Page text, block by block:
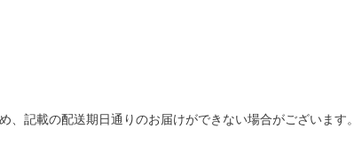
、記載の配送期日通りのお届けができない場合がございます。